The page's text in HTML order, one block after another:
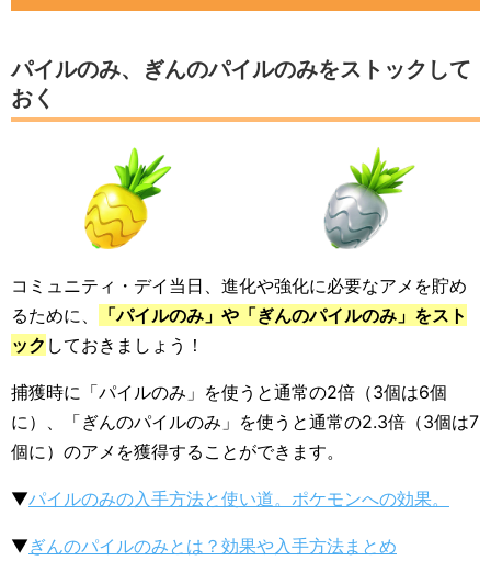
パイルのみ、ぎんのパイルのみをストックして
おく
コミュニティ・デイ当日、進化や強化に必要なアメを貯め
るために、
「パイルのみ」や「ぎんのパイルのみ」をスト
ック しておきましょう！
捕獲時に「パイルのみ」を使うと通常の2倍（3個は6個
に）、「ぎんのパイルのみ」を使うと通常の2.3倍（3個は7
個に）のアメを獲得することができます。
▼パイルのみの入手方法と使い道。ポケモンへの効果。
▼ぎんのパイルのみとは？効果や入手方法まとめ